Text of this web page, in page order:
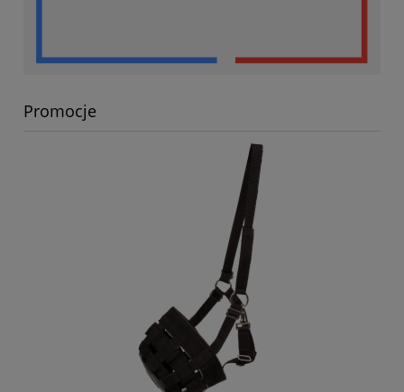
Promocje